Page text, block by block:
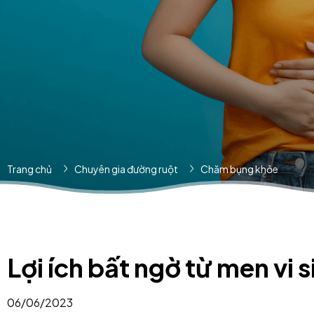
Trang chủ Chuyên gia đường ruột Chăm bụng khỏe
Lợi ích bất ngờ từ men vi
06/06/2023